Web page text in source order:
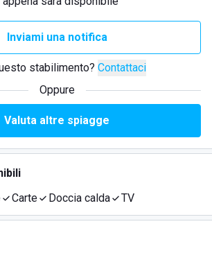
Inviami una notifica
stabilimento? Contattaci
Oppure
Valuta altre spiagge
Carte Doccia calda TV